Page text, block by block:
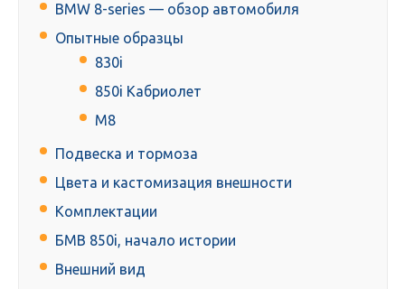
BMW 8-series — обзор автомобиля
Опытные образцы
830i
850i Кабриолет
M8
Подвеска и тормоза
Цвета и кастомизация внешности
Комплектации
БМВ 850i, начало истории
Внешний вид